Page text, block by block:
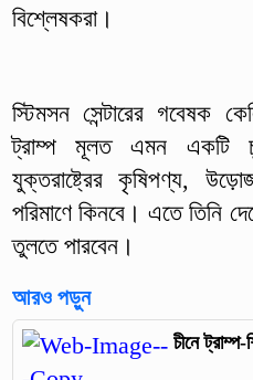
বিশ্লেষকরা।
স্টিমসন সেন্টারের গবেষক
ট্রাম্প মূলত এমন একটি
যুক্তরাষ্ট্রের কৃষিপণ্য,
পরিমাণে কিনবে। এতে তিনি
তুলতে পারবেন।
আরও পড়ুন
চীনে